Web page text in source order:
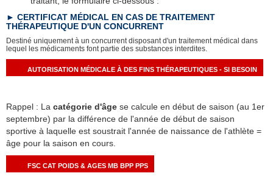
► CERTIFICAT MÉDICAL EN CAS DE TRAITEMENT
THÉRAPEUTIQUE D'UN CONCURRENT
Destiné uniquement à un concurrent disposant d'un traitement médical dans
lequel les médicaments font partie des substances interdites.
AUTORISATION MÉDICALE À DES FINS THÉRAPEUTIQUES - SI BESOIN
Rappel : La catégorie d'âge se calcule en début de saison (au 1er
septembre) par la différence de l'année de début de saison
sportive à laquelle est soustrait l'année de naissance de l'athlète =
âge pour la saison en cours.
FSC CAT POIDS & AGES MB BPP PPS